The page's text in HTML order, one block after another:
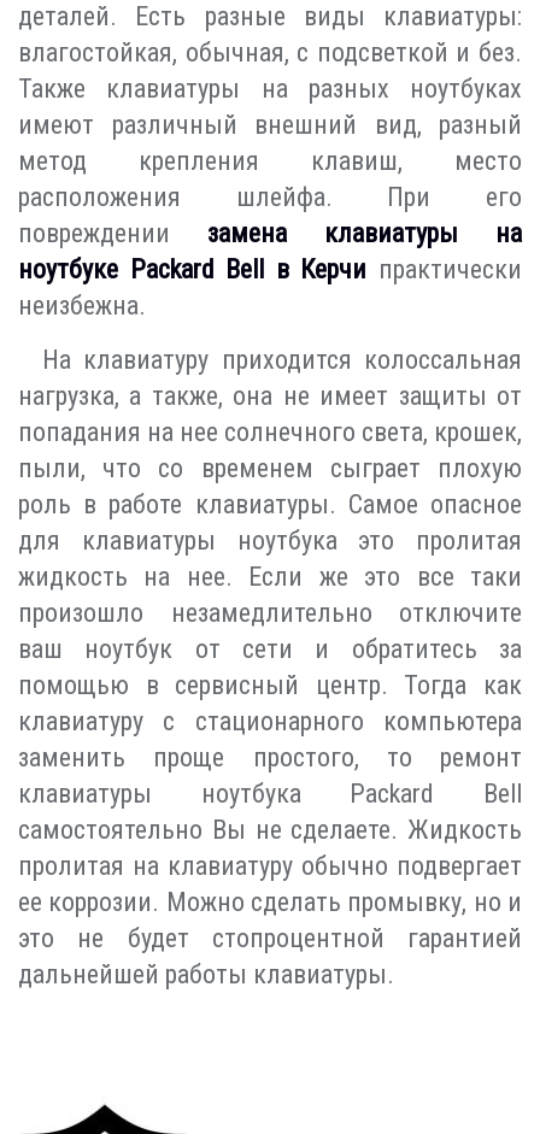
деталей. Есть разные виды клавиатуры:
влагостойкая, обычная, с подсветкой и без.
Также клавиатуры на разных ноутбуках
имеют различный внешний вид, разный
метод крепления клавиш, место
расположения шлейфа. При его
повреждении замена клавиатуры на
ноутбуке Packard Bell в Керчи практически
неизбежна.
На клавиатуру приходится колоссальная
нагрузка, а также, она не имеет защиты от
попадания на нее солнечного света, крошек,
пыли, что со временем сыграет плохую
роль в работе клавиатуры. Самое опасное
для клавиатуры ноутбука это пролитая
жидкость на нее. Если же это все таки
произошло незамедлительно отключите
ваш ноутбук от сети и обратитесь за
помощью в сервисный центр. Тогда как
клавиатуру с стационарного компьютера
заменить проще простого, то ремонт
клавиатуры ноутбука Packard Bell
самостоятельно Вы не сделаете. Жидкость
пролитая на клавиатуру обычно подвергает
ее коррозии. Можно сделать промывку, но и
это не будет стопроцентной гарантией
дальнейшей работы клавиатуры.